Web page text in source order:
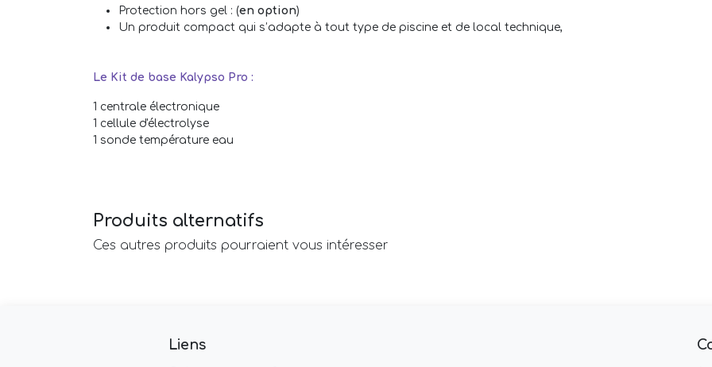
Protection hors gel : (en option)
Un produit compact qui s’adapte à tout type de piscine et de local technique,
Le Kit de base Kalypso Pro :
1 centrale électronique
1 cellule d'électrolyse
1 sonde température eau
Produits alternatifs
Ces autres produits pourraient vous intéresser
Liens